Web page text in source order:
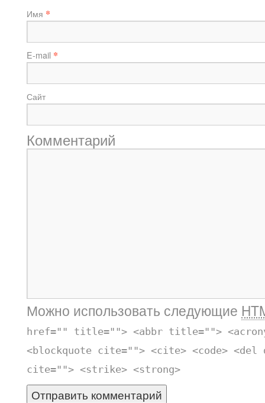
Имя *
E-mail *
Сайт
Комментарий
Можно использовать следующие
href="" title=""> <abbr title="">
<blockquote cite=""> <cite> <code> <del
cite=""> <strike> <strong>